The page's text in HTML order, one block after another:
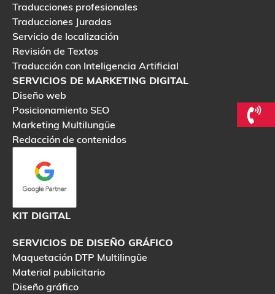
Traducciones profesionales
Traducciones Juradas
Servicio de localización
Revisión de Textos
Traducción con Inteligencia Artificial
SERVICIOS DE MARKETING DIGITAL
Diseño web
Posicionamiento SEO
Marketing Multilungüe
Redacción de contenidos
KIT DIGITAL
SERVICIOS DE DISEÑO GRÁFICO
Maquetación DTP Multilingüe
Material publicitario
Diseño gráfico